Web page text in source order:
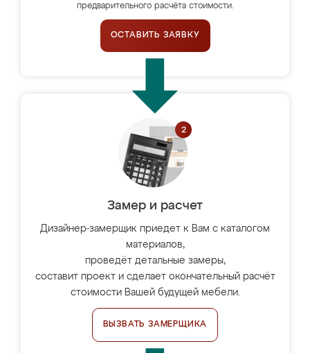
предварительного расчёта стоимости.
ОСТАВИТЬ ЗАЯВКУ
Замер и расчет
Дизайнер-замерщик приедет к Вам с каталогом
материалов,
проведёт детальные замеры,
составит проект и сделает окончательный расчёт
стоимости Вашей будущей мебели.
ВЫЗВАТЬ ЗАМЕРЩИКА